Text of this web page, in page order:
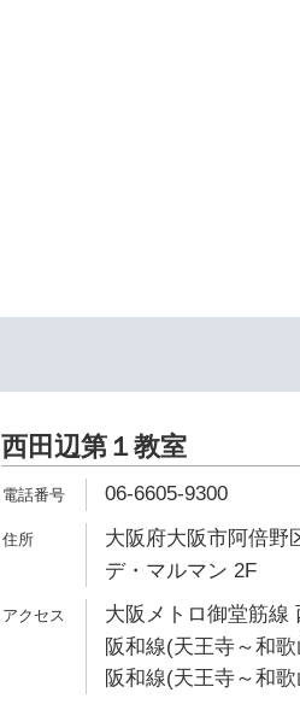
西田辺第１教室
06-6605-9300
大阪府大阪市阿倍野
デ・マルマン 2F
大阪メトロ御堂筋線
阪和線(天王寺～和
阪和線(天王寺～和